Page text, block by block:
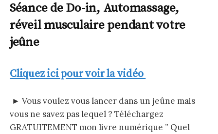
Séance de Do-in, Automassage,
réveil musculaire pendant votre
jeûne
Cliquez ici pour voir la vidéo
► Vous voulez vous lancer dans un jeûne mais
vous ne savez pas lequel ? Téléchargez
GRATUITEMENT mon livre numérique ” Quel